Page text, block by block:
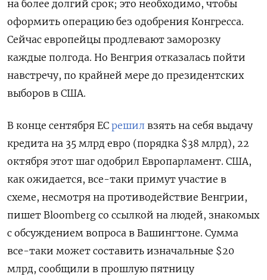
на более долгий срок; это необходимо, чтобы
оформить операцию без одобрения Конгресса.
Сейчас европейцы продлевают заморозку
каждые полгода. Но Венгрия отказалась пойти
навстречу, по крайней мере до президентских
выборов в США.
В конце сентября ЕС решил взять на себя выдачу
кредита на 35 млрд евро (порядка $38 млрд), 22
октября этот шаг одобрил Европарламент. США,
как ожидается, все-таки примут участие в
схеме, несмотря на противодействие Венгрии,
пишет Bloomberg со ссылкой на людей, знакомых
с обсуждением вопроса в Вашингтоне. Сумма
все-таки может составить изначальные $20
млрд, сообщили в прошлую пятницу